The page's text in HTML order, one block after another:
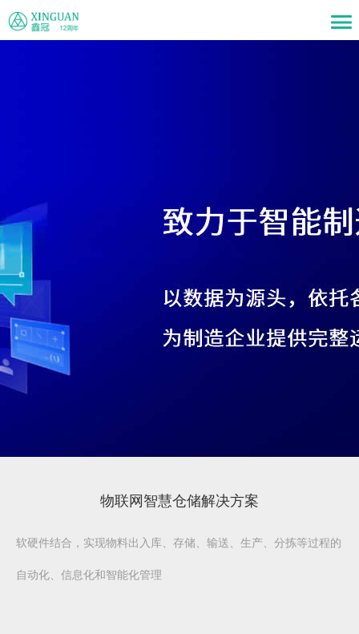
物联网智慧仓储解决方案
软硬件结合，实现物料出入库、存储、输送、生产、分拣等过程的
自动化、信息化和智能化管理